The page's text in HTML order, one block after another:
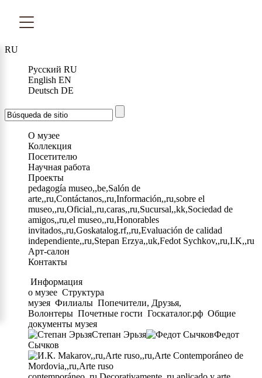
RU
Русский RU
English EN
Deutsch DE
О музее
Коллекция
Посетителю
Научная работа
Проекты
pedagogía museo,,be,Salón de
arte,,ru,Contáctanos,,ru,Información,,ru,sobre el
museo,,ru,Oficial,,ru,caras,,ru,Sucursal,,kk,Sociedad de
amigos,,ru,el museo,,ru,Honorables
invitados,,ru,Goskatalog.rf,,ru,Evaluación de calidad
independiente,,ru,Stepan Erzya,,uk,Fedot Sychkov,,ru,I.K,,ru
Арт-салон
Контакты
Информация
о музее Структура
музея Филиалы Попечители, Друзья,
Волонтеры Почетные гости Госкаталог.рф Общие
документы музея
Степан Эрьзя
Федот
Сычков